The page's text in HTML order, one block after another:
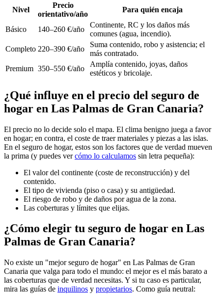
Nivel
Precio
orientativo/año
Para quién encaja
Básico 140–260 €/año
Continente, RC y los daños más
comunes (agua, incendio).
Completo 220–390 €/año
Suma contenido, robo y asistencia; el
más contratado.
Premium 350–550 €/año
Amplía contenido, joyas, daños
estéticos y bricolaje.
¿Qué influye en el precio del seguro de
hogar en Las Palmas de Gran Canaria?
El precio no lo decide solo el mapa. El clima benigno juega a favor
en hogar; en contra, el coste de traer materiales y piezas a las islas.
En el seguro de hogar, estos son los factores que de verdad mueven
la prima (y puedes vercómo lo calculamos sin letra pequeña):
El valor del continente (coste de reconstrucción) y del
contenido.
El tipo de vivienda (piso o casa) y su antigüedad.
El riesgo de robo y de daños por agua de la zona.
Las coberturas y límites que elijas.
¿Cómo elegir tu seguro de hogar en Las
Palmas de Gran Canaria?
No existe un "mejor seguro de hogar" en Las Palmas de Gran
Canaria que valga para todo el mundo: el mejor es el más barato a
las coberturas que de verdad necesitas. Y si tu caso es particular,
mira las guías de inquilinos y propietarios. Como guía neutral: